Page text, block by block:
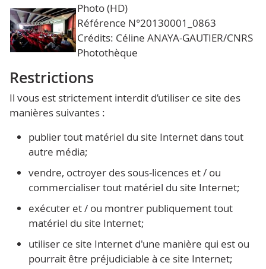
Photo (HD)
Référence N°20130001_0863
Crédits: Céline ANAYA-GAUTIER/CNRS
Photothèque
Restrictions
Il vous est strictement interdit d’utiliser ce site des
manières suivantes :
publier tout matériel du site Internet dans tout
autre média;
vendre, octroyer des sous-licences et / ou
commercialiser tout matériel du site Internet;
exécuter et / ou montrer publiquement tout
matériel du site Internet;
utiliser ce site Internet d'une manière qui est ou
pourrait être préjudiciable à ce site Internet;